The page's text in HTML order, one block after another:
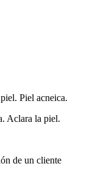
Piel acneica.
Aclara la piel.
de un cliente